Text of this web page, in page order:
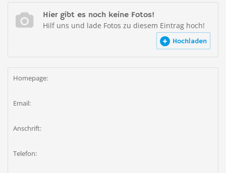
Hier gibt es noch keine Fotos!
Hilf uns und lade Fotos zu diesem Eintrag hoch!
Hochladen
Homepage:
Email:
Anschrift:
Telefon: